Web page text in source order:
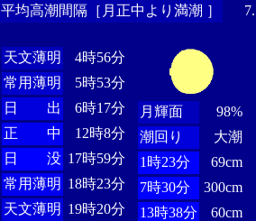
平均高潮間隔［月正中より満潮 ］
天文薄明
4時56分
常用薄明
5時53分
日 出
6時17分
正 中
12時8分
日 没 17時59分
常用薄明 18時23分
天文薄明 19時20分
月輝面
98%
潮回り
大潮
1時23分
69cm
7時30分
300cm
13時38分
60cm